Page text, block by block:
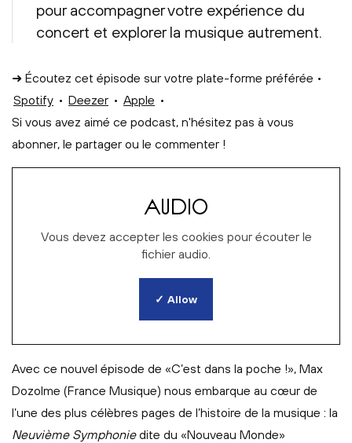
pour accompagner votre expérience du
concert et explorer la musique autrement.
➜ Écoutez cet épisode sur votre plate-forme préférée •
Spotify • Deezer • Apple •
Si vous avez aimé ce podcast, n'hésitez pas à vous
abonner, le partager ou le commenter !
AUDIO
Vous devez accepter les cookies pour écouter le
fichier audio.
✓ Allow
Avec ce nouvel épisode de «C’est dans la poche !», Max
Dozolme (France Musique) nous embarque au cœur de
l’une des plus célèbres pages de l’histoire de la musique : la
Neuvième Symphoniedite du «Nouveau Monde»